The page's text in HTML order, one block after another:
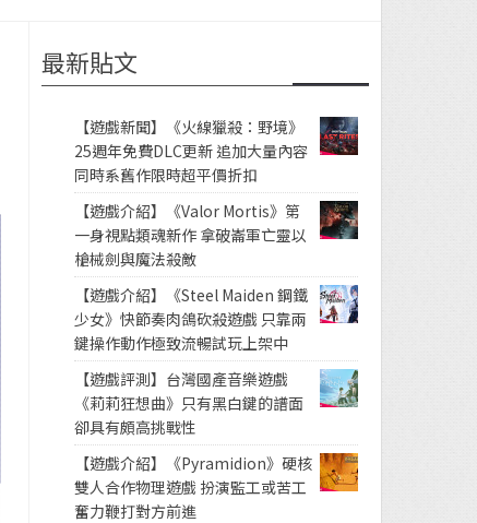
最新貼文
【遊戲新聞】《火線獵殺：野境》
25週年免費DLC更新 追加大量內容
同時系舊作限時超平價折扣
【遊戲介紹】《Valor Mortis》第
一身視點類魂新作 拿破崙軍亡靈以
槍械劍與魔法殺敵
【遊戲介紹】《Steel Maiden 鋼鐵
少女》快節奏肉鴿砍殺遊戲 只靠兩
鍵操作動作極致流暢試玩上架中
【遊戲評測】台灣國產音樂遊戲
《莉莉狂想曲》只有黑白鍵的譜面
卻具有頗高挑戰性
【遊戲介紹】《Pyramidion》硬核
雙人合作物理遊戲 扮演監工或苦工
奮力鞭打對方前進